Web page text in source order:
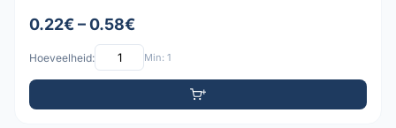
0.22€ – 0.58€
Hoeveelheid: Min: 1